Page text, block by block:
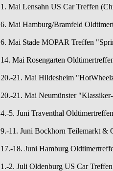
1. Mai Lensahn US Car Treffen
6. Mai Hamburg/Bramfeld
6. Mai Stade MOPAR Treffen
14. Mai Rosengarten
20.-21. Mai Hildesheim
20.-21. Mai Neumünster
4.-5. Juni Traventhal
9.-11. Juni Bockhorn Teilemarkt &
17.-18. Juni Hamburg
1.-2. Juli Oldenburg US Car